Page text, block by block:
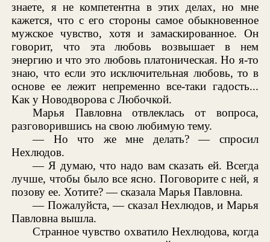
знаете, я не компетентна в этих делах, но мне
кажется, что с его стороны самое обыкновенное
мужское чувство, хотя и замаскированное. Он
говорит, что эта любовь возвышает в нем
энергию и что это любовь платоническая. Но я-то
знаю, что если это исключительная любовь, то в
основе ее лежит непременно все-таки гадость...
Как у Новодворова с Любочкой.
Марья Павловна отвлеклась от вопроса,
разговорившись на свою любимую тему.
— Но что же мне делать? — спросил
Нехлюдов.
— Я думаю, что надо вам сказать ей. Всегда
лучше, чтобы было все ясно. Поговорите с ней, я
позову ее. Хотите? — сказала Марья Павловна.
— Пожалуйста, — сказал Нехлюдов, и Марья
Павловна вышла.
Странное чувство охватило Нехлюдова, когда